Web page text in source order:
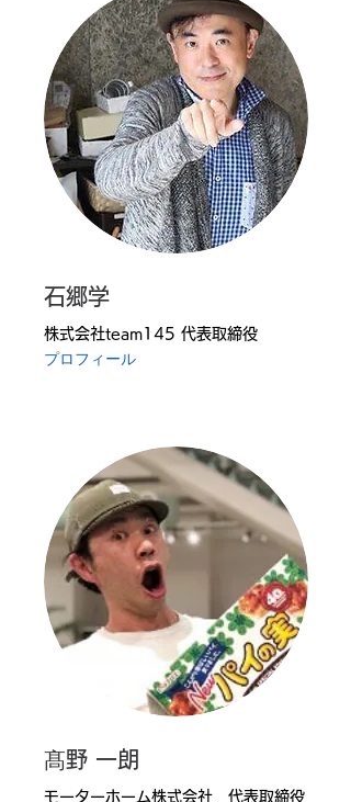
石郷学
株式会社team145 代表取締役
プロフィール
髙野 一朗
モーターホーム株式会社 代表取締役